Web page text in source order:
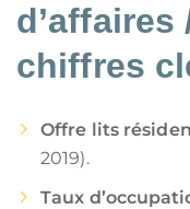
d’affaires
chiffres
Offre lits
2019).
Taux